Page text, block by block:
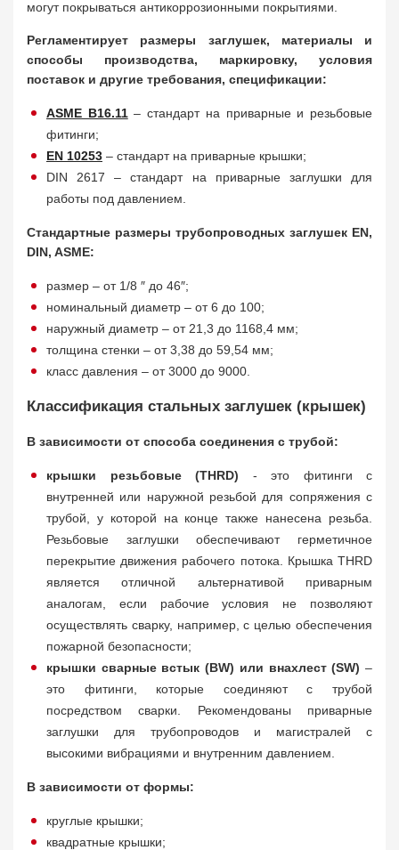
могут покрываться антикоррозионными покрытиями.
Регламентирует размеры заглушек, материалы и
способы производства, маркировку, условия
поставок и другие требования, спецификации:
ASME B16.11– стандарт на приварные и резьбовые
фитинги;
EN 10253 – стандарт на приварные крышки;
DIN 2617 – стандарт на приварные заглушки для
работы под давлением.
Стандартные размеры трубопроводных заглушек EN,
DIN, ASME:
размер – от 1/8 ″ до 46″;
номинальный диаметр – от 6 до 100;
наружный диаметр – от 21,3 до 1168,4 мм;
толщина стенки – от 3,38 до 59,54 мм;
класс давления – от 3000 до 9000.
Классификация стальных заглушек (крышек)
В зависимости от способа соединения с трубой:
крышки резьбовые (THRD) - это фитинги с
внутренней или наружной резьбой для сопряжения с
трубой, у которой на конце также нанесена резьба.
Резьбовые заглушки обеспечивают герметичное
перекрытие движения рабочего потока. Крышка THRD
является отличной альтернативой приварным
аналогам, если рабочие условия не позволяют
осуществлять сварку, например, с целью обеспечения
пожарной безопасности;
крышки сварные встык (BW) или внахлест (SW) –
это фитинги, которые соединяют с трубой
посредством сварки. Рекомендованы приварные
заглушки для трубопроводов и магистралей с
высокими вибрациями и внутренним давлением.
В зависимости от формы:
круглые крышки;
квадратные крышки;